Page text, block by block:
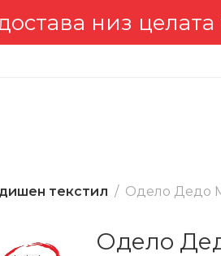
низ целата
текстил Одело Дедо
Одело